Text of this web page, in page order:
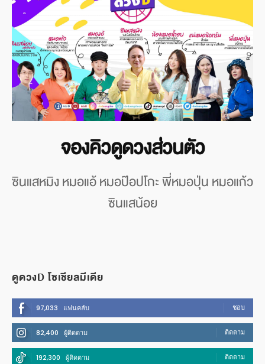
จองคิวดูดวงส่วนตัว
ซินแสหมิง หมอแอ้ หมอป๊อปโกะ พี่หมอปุ่น หมอแก้ว
ซินแสน้อย
ดูดวงD โซเชียลมีเดีย
97,033 แฟนคลับ ชอบ
82,400 ผู้ติดตาม ติดตาม
192,300 ผู้ติดตาม ติดตาม